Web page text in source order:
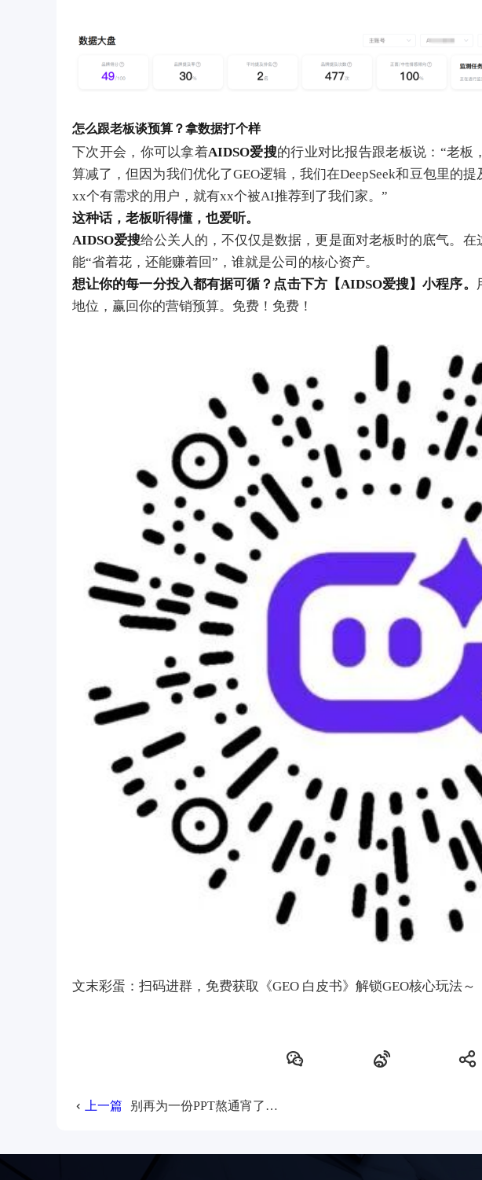
怎么跟老板谈预算？拿数据打个样
下次开会，你可以拿着AIDSO爱搜的行业对比报告跟老板说：“老板
算减了，但因为我们优化了GEO逻辑，我们在DeepSeek和豆包里的
xx个有需求的用户，就有xx个被AI推荐到了我们家。”
这种话，老板听得懂，也爱听。
AIDSO爱搜给公关人的，不仅仅是数据，更是面对老板时的底气。
能“省着花，还能赚着回”，谁就是公司的核心资产。
想让你的每一分投入都有据可循？点击下方【AIDSO爱搜】小程序。
地位，赢回你的营销预算。免费！免费！
文末彩蛋：扫码进群，免费获取《GEO 白皮书》解锁GEO核心玩法～
上一篇 别再为一份PPT熬通宵了！1小时快速组装GEO诊断报告的“作弊”指南